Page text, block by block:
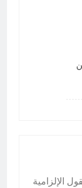
الإلزامية